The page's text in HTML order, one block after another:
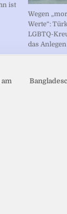
ist
Wegen
Werte“:
LGBTQ-
das Anlegen
am